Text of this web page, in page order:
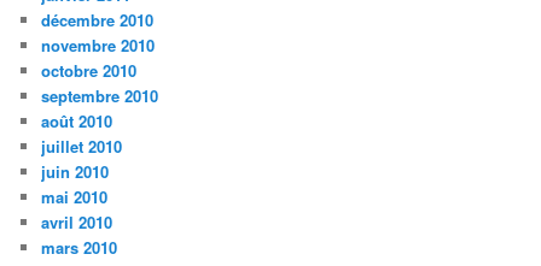
décembre 2010
novembre 2010
octobre 2010
septembre 2010
août 2010
juillet 2010
juin 2010
mai 2010
avril 2010
mars 2010